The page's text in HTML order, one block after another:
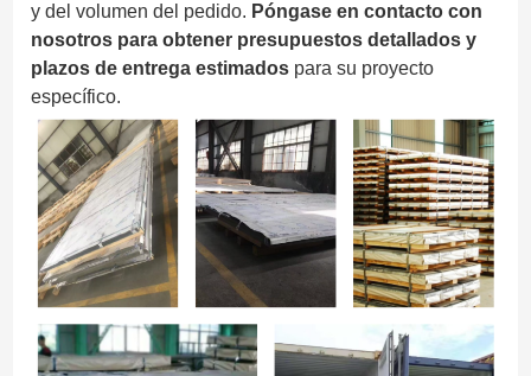
y del volumen del pedido. Póngase en contacto con
nosotros para obtener presupuestos detallados y
plazos de entrega estimados para su proyecto
específico.